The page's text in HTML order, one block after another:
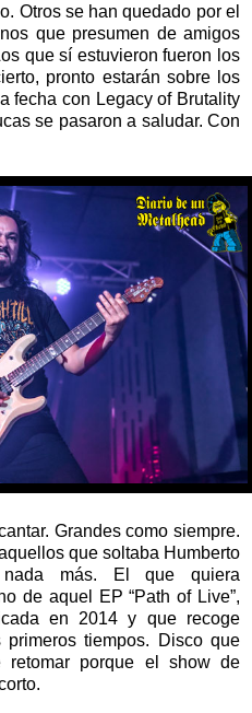
Otros se han quedado por el
que presumen de amigos
que sí estuvieron fueron los
pronto estarán sobre los
fecha con Legacy of Brutality
se pasaron a saludar. Con
Grandes como siempre.
que soltaba Humberto
más. El que quiera
de aquel EP “Path of Live”,
en 2014 y que recoge
tiempos. Disco que
retomar porque el show de